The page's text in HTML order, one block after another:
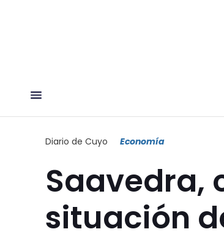
Diario de Cuyo Economía
Saavedra,
situación